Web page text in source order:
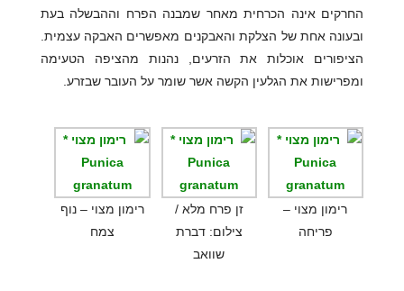
החרקים אינה הכרחית מאחר שמבנה הפרח וההבשלה בעת
ובעונה אחת של הצלקת והאבקנים מאפשרים האבקה עצמית.
הציפורים אוכלות את הזרעים, נהנות מהציפה הטעימה
ומפרישות את הגלעין הקשה אשר שומר על העובר שבזרע.
רימון מצוי –
פריחה
זן פרח מלא /
צילום: דברת
שוואב
רימון מצוי – נוף
צמח